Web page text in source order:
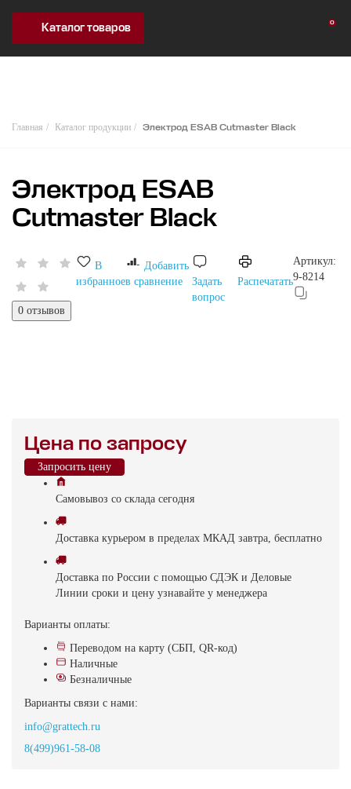
Каталог товаров
0
Главная Каталог продукции Электрод ESAB Cutmaster Black
Электрод ESAB
Cutmaster Black
0 отзывов
В
избранное
Добавить
в сравнение
Задать
вопрос
Распечатать
Артикул:
9-8214
Цена по запросу
Запросить цену
Самовывоз со склада cегодня
Доставка курьером в пределах МКАД завтра, бесплатно
Доставка по России с помощью СДЭК и Деловые
Линии сроки и цену узнавайте у менеджера
Варианты оплаты:
Переводом на карту (СБП, QR-код)
Наличные
Безналичные
Варианты связи с нами:
info@grattech.ru
8(499)961-58-08